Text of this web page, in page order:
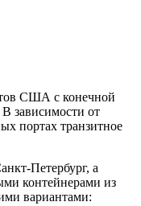
США с конечной
зависимости от
портах транзитное
Петербург, а
контейнерами из
вариантами: